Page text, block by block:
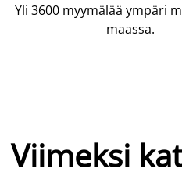
Yli 3600 myymälää ympäri
maassa.
Viimeksi